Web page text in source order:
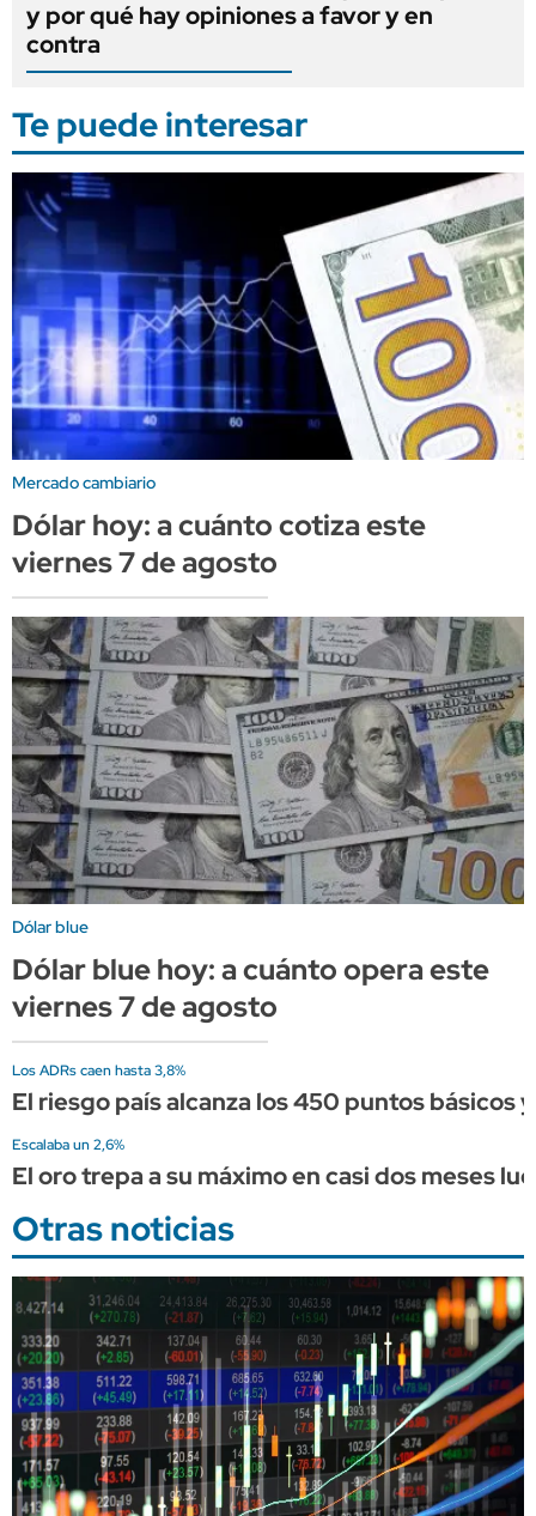
y por qué hay opiniones a favor y en
contra
Te puede interesar
Mercado cambiario
Dólar hoy: a cuánto cotiza este
viernes 7 de agosto
Dólar blue
Dólar blue hoy: a cuánto opera este
viernes 7 de agosto
Los ADRs caen hasta 3,8%
El riesgo país alcanza los 450 puntos básicos
Escalaba un 2,6%
El oro trepa a su máximo en casi dos meses
Otras noticias